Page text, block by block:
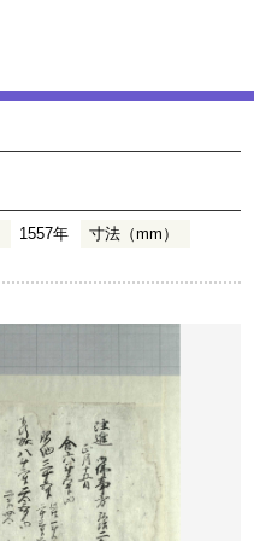
1557年
寸法（mm）